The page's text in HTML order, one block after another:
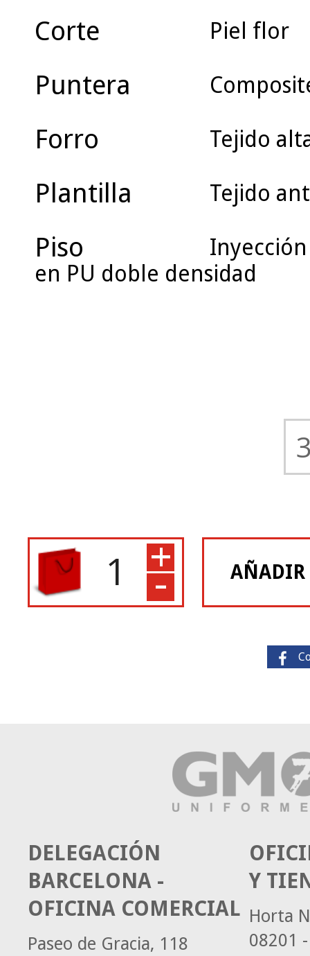
Corte Piel flor
Puntera
Forro Tejido
Plantilla Tejido
Piso
en PU doble densidad
AÑADIR
+
-
Y
Horta
08201
DELEGACIÓN
BARCELONA -
OFICINA COMERCIAL
Paseo de Gracia, 118